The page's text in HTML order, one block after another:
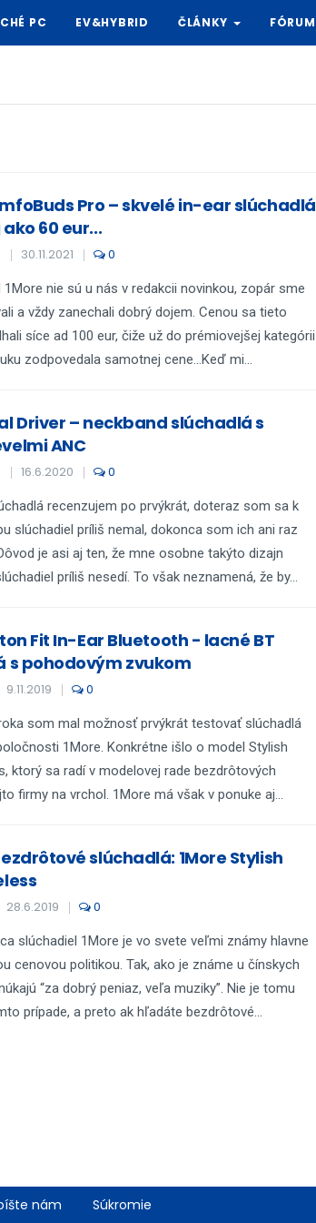
PC EV&HYBRID ČLÁNKY FÓRUM
Pro – skvelé in-ear slúchadlá
60 eur...
30.11.2021 0
1More nie sú u nás v redakcii novinkou, zopár sme
a vždy zanechali dobrý dojem. Cenou sa tieto
síce ad 100 eur, čiže už do prémiovejšej kategórii
zodpovedala samotnej cene...Keď mi...
Driver – neckband slúchadlá s
ANC
16.6.2020 0
recenzujem po prvýkrát, doteraz som sa k
slúchadiel príliš nemal, dokonca som ich ani raz
je asi aj ten, že mne osobne takýto dizajn
príliš nesedí. To však neznamená, že by...
Fit In-Ear Bluetooth - lacné BT
s pohodovým zvukom
9.11.2019 0
som mal možnosť prvýkrát testovať slúchadlá
1More. Konkrétne išlo o model Stylish
ktorý sa radí v modelovej rade bezdrôtových
firmy na vrchol. 1More má však v ponuke aj...
slúchadlá: 1More Stylish
28.6.2019 0
slúchadiel 1More je vo svete veľmi známy hlavne
cenovou politikou. Tak, ako je známe u čínskych
“za dobrý peniaz, veľa muziky”. Nie je tomu
prípade, a preto ak hľadáte bezdrôtové...
nám Súkromie